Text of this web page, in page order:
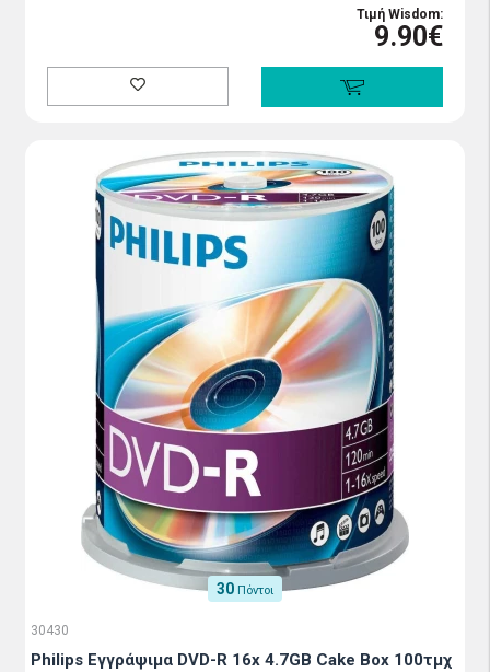
Τιμή Wisdom:
9.90€
30 Πόντοι
30430
Philips Εγγράψιμα DVD-R 16x 4.7GB Cake Box 100τμχ